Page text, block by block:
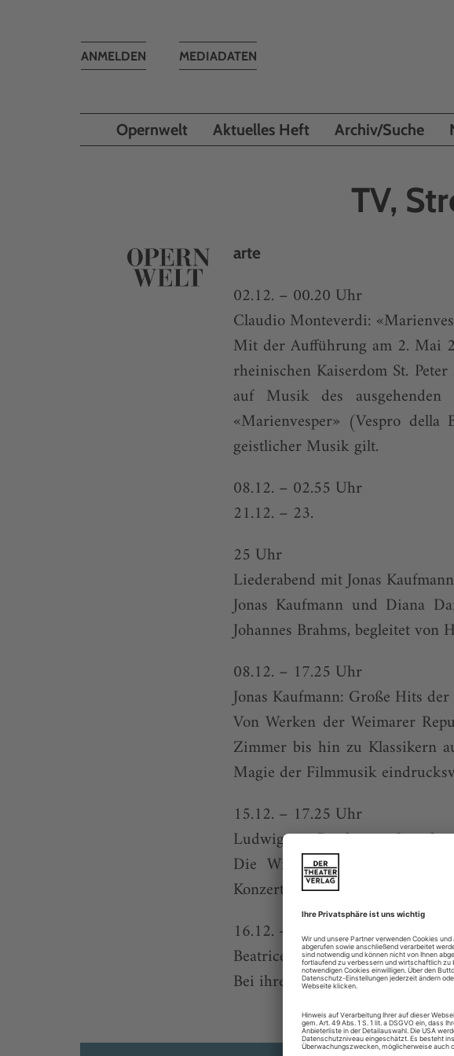
MEDIADATEN
Toggle
ANMELDEN
Opernwelt Aktuelles Heft Archiv/Suche
TV,
arte
02.12. – 00.20 Uhr
Claudio Monteverdi:
Mit der Aufführung am 2. Mai
rheinischen Kaiserdom St.
auf Musik des
«Marienvesper» (Vespro
geistlicher Musik gilt.
08.12. – 02.55 Uhr
21.12. – 23.
25 Uhr
Liederabend mit Jonas
Jonas Kaufmann und Diana
Johannes Brahms, begleitet von
08.12. – 17.25 Uhr
Jonas Kaufmann: Große Hits
Von Werken der Weimarer
Zimmer bis hin zu Klassikern
Magie der Filmmusik
15.12. – 17.25 Uhr
Ludwig van Beethoven:
Die Wiener Symphoniker
Konzerthaus.
16.12. – 00.50 Uhr
Beatrice Rana spielt Bach,
Bei ihrem Konzert im